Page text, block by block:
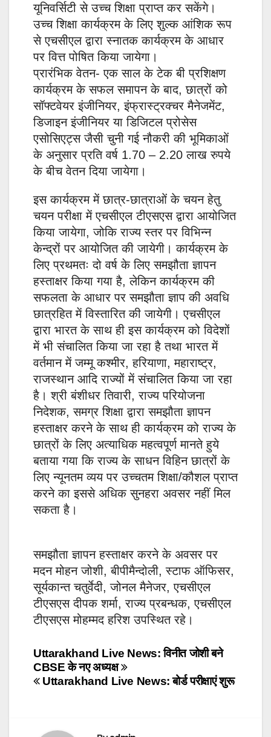
यूनिवर्सिटी से उच्च शिक्षा प्राप्त कर सकेंगे।
उच्च शिक्षा कार्यक्रम के लिए शुल्क आंशिक रूप
से एचसीएल द्वारा स्नातक कार्यक्रम के आधार
पर वित्त पोषित किया जायेगा।
प्रारंभिक वेतन- एक साल के टेक बी प्रशिक्षण
कार्यक्रम के सफल समापन के बाद, छात्रों को
सॉफ्टवेयर इंजीनियर, इंफ्रास्ट्रक्चर मैनेजमेंट,
डिजाइन इंजीनियर या डिजिटल प्रोसेस
एसोसिएट्स जैसी चुनी गई नौकरी की भूमिकाओं
के अनुसार प्रति वर्ष 1.70 – 2.20 लाख रुपये
के बीच वेतन दिया जायेगा।
इस कार्यक्रम में छात्र-छात्राओं के चयन हेतु
चयन परीक्षा में एचसीएल टीएसएस द्वारा आयोजित
किया जायेगा, जोकि राज्य स्तर पर विभिन्न
केन्द्रों पर आयोजित की जायेगी। कार्यक्रम के
लिए प्रथमतः दो वर्ष के लिए समझौता ज्ञापन
हस्ताक्षर किया गया है, लेकिन कार्यक्रम की
सफलता के आधार पर समझौता ज्ञाप की अवधि
छात्रहित में विस्तारित की जायेगी। एचसीएल
द्वारा भारत के साथ ही इस कार्यक्रम को विदेशों
में भी संचालित किया जा रहा है तथा भारत में
वर्तमान में जम्मू कश्मीर, हरियाणा, महाराष्ट्र,
राजस्थान आदि राज्यों में संचालित किया जा रहा
है। श्री बंशीधर तिवारी, राज्य परियोजना
निदेशक, समग्र शिक्षा द्वारा समझौता ज्ञापन
हस्ताक्षर करने के साथ ही कार्यक्रम को राज्य के
छात्रों के लिए अत्याधिक महत्वपूर्ण मानते हुये
बताया गया कि राज्य के साधन विहिन छात्रों के
लिए न्यूनतम व्यय पर उच्चतम शिक्षा/कौशल प्राप्त
करने का इससे अधिक सुनहरा अवसर नहीं मिल
सकता है।
समझौता ज्ञापन हस्ताक्षर करने के अवसर पर
मदन मोहन जोशी, बीपीमैन्दोली, स्टाफ ऑफिसर,
सूर्यकान्त चतुर्वेदी, जोनल मैनेजर, एचसीएल
टीएसएस दीपक शर्मा, राज्य प्रबन्धक, एचसीएल
टीएसएस मोहम्मद हरिश उपस्थित रहे।
Post
navigation
Uttarakhand Live News: विनीत जोशी बने
CBSE के नए अध्यक्ष
Uttarakhand Live News: बोर्ड परीक्षाएं शुरू